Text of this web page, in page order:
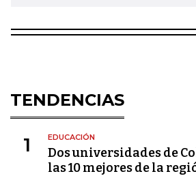
TENDENCIAS
1 EDUCACIÓN
Dos universidades de
las 10 mejores de la